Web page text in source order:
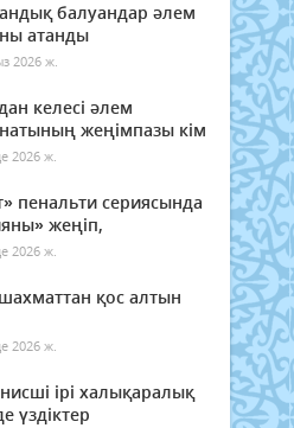
балуандар әлем
атанды
2026 ж.
келесі әлем
жеңімпазы кім
2026 ж.
пенальти сериясында
жеңіп,
2026 ж.
қос алтын
2026 ж.
ірі халықаралық
үздіктер